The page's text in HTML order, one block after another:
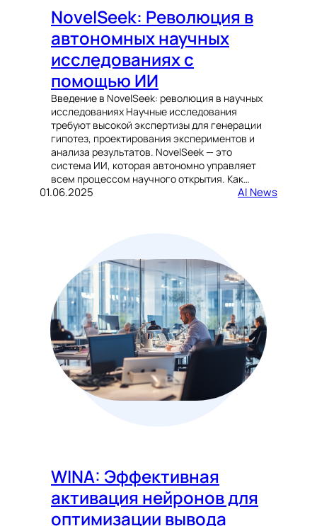
NovelSeek: Революция в
автономных научных
исследованиях с
помощью ИИ
Введение в NovelSeek: революция в научных
исследованиях Научные исследования
требуют высокой экспертизы для генерации
гипотез, проектирования экспериментов и
анализа результатов. NovelSeek — это
система ИИ, которая автономно управляет
всем процессом научного открытия. Как…
01.06.2025 AI News
WINA: Эффективная
активация нейронов для
оптимизации вывода